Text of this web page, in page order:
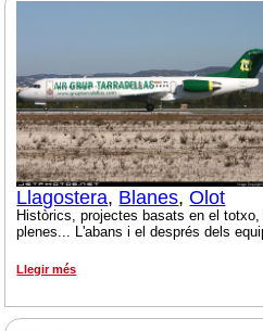
Llagostera, Blanes,Olot
Històrics, projectes basats en el
plenes... L'abans i el després dels
Llegir més